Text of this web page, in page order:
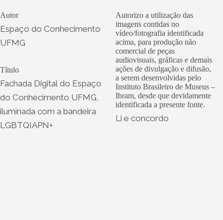
Autor
Espaço do Conhecimento
UFMG
Título
Fachada Digital do Espaço
do Conhecimento UFMG,
iluminada com a bandeira
LGBTQIAPN+
Autorizo a utilização das
imagens contidas no
vídeo/fotografia identificada
acima, para produção não
comercial de peças
audiovisuais, gráficas e demais
ações de divulgação e difusão,
a serem desenvolvidas pelo
Instituto Brasileiro de Museus –
Ibram, desde que devidamente
identificada a presente fonte.
Li e concordo